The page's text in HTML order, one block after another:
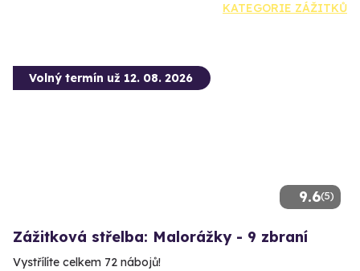
KATEGORIE ZÁŽITKŮ
9.6(5)
Volný termín už 12. 08. 2026
Zážitková střelba: Malorážky - 9 zbraní
Vystřílíte celkem 72 nábojů!